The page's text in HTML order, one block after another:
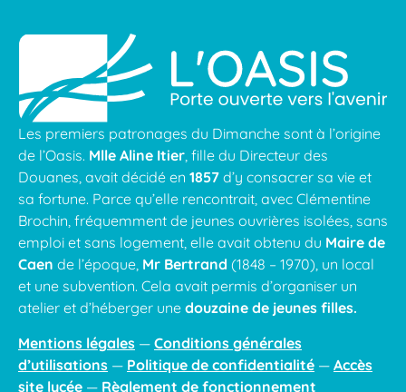
Les premiers patronages du Dimanche sont à l’origine
de l’Oasis. Mlle Aline Itier, fille du Directeur des
Douanes, avait décidé en 1857 d’y consacrer sa vie et
sa fortune. Parce qu’elle rencontrait, avec Clémentine
Brochin, fréquemment de jeunes ouvrières isolées, sans
emploi et sans logement, elle avait obtenu du Maire de
Caen de l’époque, Mr Bertrand (1848 – 1970), un local
et une subvention. Cela avait permis d’organiser un
atelier et d’héberger une douzaine de jeunes filles.
Mentions légales — Conditions générales
d’utilisations — Politique de confidentialité — Accès
site lycée — Règlement de fonctionnement